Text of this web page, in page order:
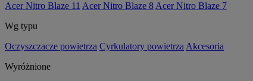
Acer Nitro Blaze 11 Acer Nitro Blaze 8 Acer Nitro Blaze 7
Wg typu
Oczyszczacze powietrza Cyrkulatory powietrza Akcesoria
Wyróżnione